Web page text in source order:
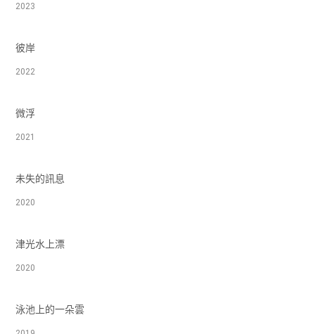
2023
彼岸
2022
微浮
2021
未失的訊息
2020
津光水上漂
2020
泳池上的一朵雲